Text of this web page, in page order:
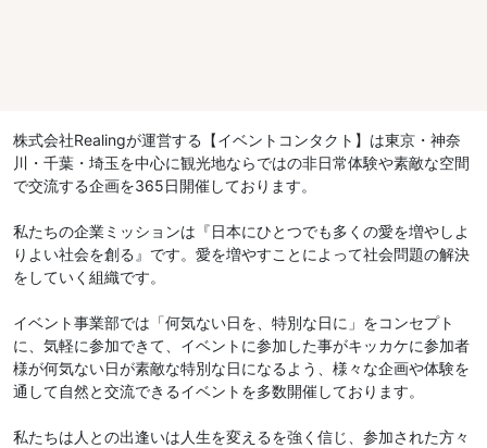
株式会社Realingが運営する【イベントコンタクト】は東京・神奈
川・千葉・埼玉を中心に観光地ならではの非日常体験や素敵な空間
で交流する企画を365日開催しております。
私たちの企業ミッションは『日本にひとつでも多くの愛を増やしよ
りよい社会を創る』です。愛を増やすことによって社会問題の解決
をしていく組織です。
イベント事業部では「何気ない日を、特別な日に」をコンセプト
に、気軽に参加できて、イベントに参加した事がキッカケに参加者
様が何気ない日が素敵な特別な日になるよう、様々な企画や体験を
通して自然と交流できるイベントを多数開催しております。
私たちは人との出逢いは人生を変えるを強く信じ、参加された方々